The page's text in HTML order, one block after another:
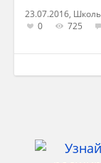
23.07.2016,
0
725